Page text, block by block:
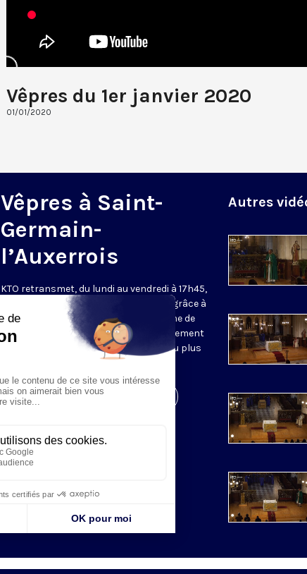
Vêpres du 1er janvier 2020
01/01/2020
Vêpres à Saint-
Germain-
l’Auxerrois
KTO retransmet, du lundi au vendredi à 17h45,
les vêpres en direct de Saint-Germain grâce à
une technologie innovante : un système de
captation multicaméra en direct totalement
automatisé, qui offre une réalisation au plus
près de la célébration.
Visiter la page de l'émission
Autres